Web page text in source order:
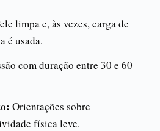
limpa e, às vezes, carga de
é usada.
com duração entre 30 e 60
Orientações sobre
física leve.